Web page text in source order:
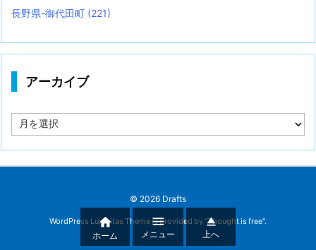
長野県-御代田町 (221)
アーカイブ
ー
© 2026 Drafts
WordPress Luxeritas Theme is provided by "Thought is free".

ホーム

メニュー

上へ